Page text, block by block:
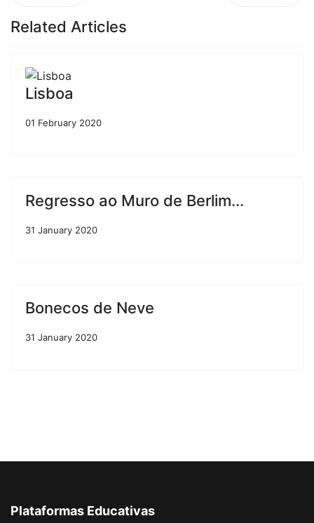
Related Articles
Lisboa
01 February 2020
Regresso ao Muro de Berlim...
31 January 2020
Bonecos de Neve
31 January 2020
Plataformas Educativas